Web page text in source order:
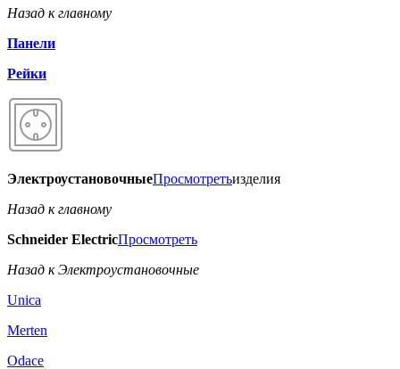
Назад к главному
Панели
Рейки
ЭлектроустановочныеПросмотретьизделия
Назад к главному
Schneider ElectricПросмотреть
Назад к Электроустановочные
Unica
Merten
Odace